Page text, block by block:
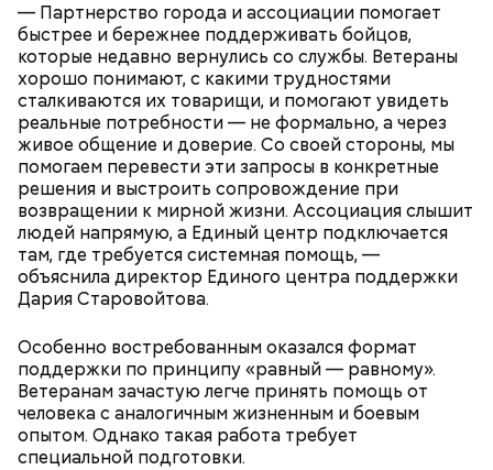
— Партнерство города и ассоциации помогает
быстрее и бережнее поддерживать бойцов,
которые недавно вернулись со службы. Ветераны
хорошо понимают, с какими трудностями
сталкиваются их товарищи, и помогают увидеть
реальные потребности — не формально, а через
живое общение и доверие. Со своей стороны, мы
помогаем перевести эти запросы в конкретные
решения и выстроить сопровождение при
возвращении к мирной жизни. Ассоциация слышит
людей напрямую, а Единый центр подключается
там, где требуется системная помощь, —
объяснила директор Единого центра поддержки
Дария Старовойтова.
Особенно востребованным оказался формат
поддержки по принципу «равный — равному».
Ветеранам зачастую легче принять помощь от
человека с аналогичным жизненным и боевым
опытом. Однако такая работа требует
специальной подготовки.
В Московском государственном колледже
От новичка к профи:
«Абилимпикс» помогает в
трудоустройстве москвичам с
особенностями здоровья
Лучшая техника
занимаются более 500 студентов.
Диплом по цене квартиры: из чего
складывается стоимость
обучения в вузах и какие
профессии будут престижными
ПРЯМАЯ РЕЧЬ